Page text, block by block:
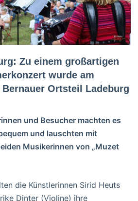
Zu einem großartigen
wurde am
Ortsteil Ladeburg
und Besucher machten es
und lauschten mit
Musikerinnen von „Muzet
die Künstlerinnen Sirid Heuts
Dinter (Violine) ihre